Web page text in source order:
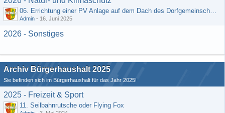
06. Errichtung einer PV Anlage auf dem Dach des Dorfgemeinschaftshauses
Admin - 16. Juni 2025
2026 - Sonstiges
Archiv Bürgerhaushalt 2025
Sie befinden sich im Bürgerhaushalt für das Jahr 2025!
2025 - Freizeit & Sport
11. Seilbahnrutsche oder Flying Fox